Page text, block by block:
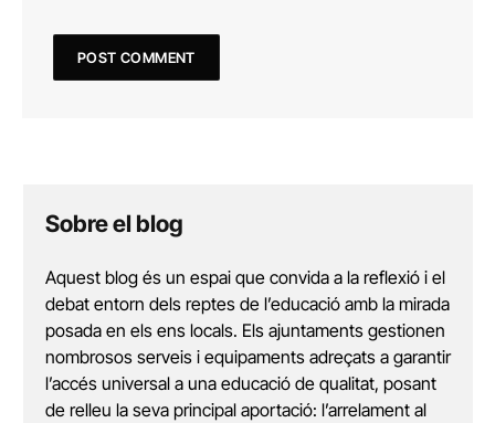
Sobre el blog
Aquest blog és un espai que convida a la reflexió i el
debat entorn dels reptes de l’educació amb la mirada
posada en els ens locals. Els ajuntaments gestionen
nombrosos serveis i equipaments adreçats a garantir
l’accés universal a una educació de qualitat, posant
de relleu la seva principal aportació: l’arrelament al